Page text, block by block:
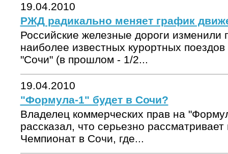
19.04.2010
РЖД радикально меняет график
Российские железные дороги изменили
наиболее известных курортных
"Сочи" (в прошлом - 1/2...
19.04.2010
"Формула-1" будет в Сочи?
Владелец коммерческих прав на
рассказал, что серьезно
Чемпионат в Сочи, где...